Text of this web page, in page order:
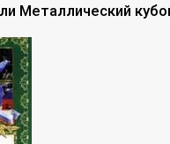
Металлический